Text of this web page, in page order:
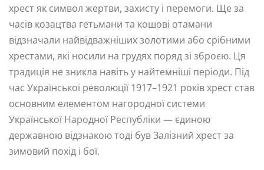
хрест як символ жертви, захисту і перемоги. Ще за
часів козацтва гетьмани та кошові отамани
відзначали найвідважніших золотими або срібними
хрестами, які носили на грудях поряд зі зброєю. Ця
традиція не зникла навіть у найтемніші періоди. Під
час Української революції 1917–1921 років хрест став
основним елементом нагородної системи
Української Народної Республіки — єдиною
державною відзнакою тоді був Залізний хрест за
зимовий похід і бої.